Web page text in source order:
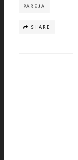
PAREJA
SHARE